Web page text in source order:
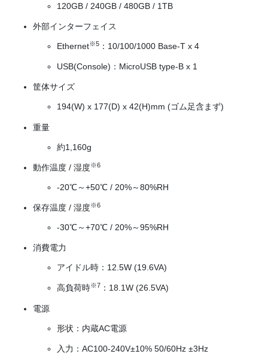
120GB / 240GB / 480GB / 1TB
外部インターフェイス
Ethernet※5 ：10/100/1000 Base-T x 4
USB(Console)：MicroUSB type-B x 1
筐体サイズ
194(W) x 177(D) x 42(H)mm (ゴム足含まず)
重量
約1,160g
動作温度 / 湿度※6
-20℃～+50℃ / 20%～80%RH
保存温度 / 湿度※6
-30℃～+70℃ / 20%～95%RH
消費電力
アイドル時：12.5W (19.6VA)
高負荷時※7 ：18.1W (26.5VA)
電源
形状：内蔵AC電源
入力：AC100-240V±10% 50/60Hz ±3Hz